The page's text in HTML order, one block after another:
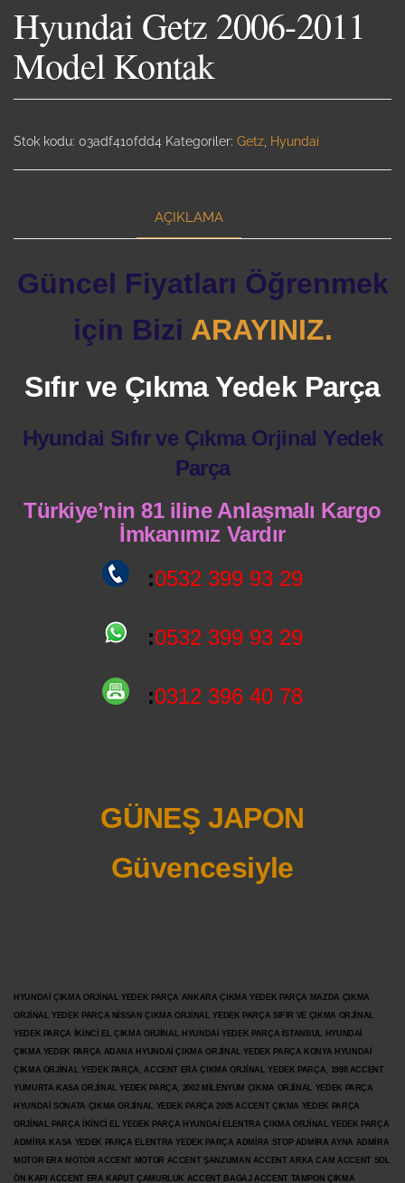
Hyundai Getz 2006-2011
Model Kontak
Stok kodu: 03adf410fdd4 Kategoriler: Getz Hyundai
AÇIKLAMA
Güncel Fiyatları Öğrenmek
için Bizi ARAYINIZ.
Sıfır ve Çıkma Yedek Parça
Hyundai Sıfır ve Çıkma Orjinal Yedek
Parça
Türkiye’nin 81 iline Anlaşmalı Kargo
İmkanımız Vardır
:0532 399 93 29
:0532 399 93 29
:0312 396 40 78
GÜNEŞ JAPON
Güvencesiyle
HYUNDAİ ÇIKMA ORJİNAL YEDEK PARÇA ANKARA ÇIKMA YEDEK PARÇA MAZDA ÇIKMA
ORJİNAL YEDEK PARÇA NİSSAN ÇIKMA ORJİNAL YEDEK PARÇA SIFIR VE ÇIKMA ORJİNAL
YEDEK PARÇA İKİNCİ EL ÇIKMA ORJİNAL HYUNDAİ YEDEK PARÇA İSTANBUL HYUNDAİ
ÇIKMA YEDEK PARÇA ADANA HYUNDAİ ÇIKMA ORJİNAL YEDEK PARÇA KONYA HYUNDAİ
ÇIKMA ORJİNAL YEDEK PARÇA, ACCENT ERA ÇIKMA ORJİNAL YEDEK PARÇA, 1998 ACCENT
YUMURTA KASA ORJİNAL YEDEK PARÇA, 2002 MİLENYUM ÇIKMA ORJİNAL YEDEK PARÇA
HYUNDAİ SONATA ÇIKMA ORJİNAL YEDEK PARÇA 2005 ACCENT ÇIKMA YEDEK PARÇA
ORJİNAL PARÇA İKİNCİ EL YEDEK PARÇA HYUNDAİ ELENTRA ÇIKMA ORJİNAL YEDEK PARÇA
ADMİRA KASA YEDEK PARÇA ELENTRA YEDEK PARÇA ADMİRA STOP ADMİRA AYNA ADMİRA
MOTOR ERA MOTOR ACCENT MOTOR ACCENT ŞANZUMAN ACCENT ARKA CAM ACCENT SOL
ÖN KAPI ACCENT ERA KAPUT ÇAMURLUK ACCENT BAGAJ ACCENT TAMPON ÇIKMA